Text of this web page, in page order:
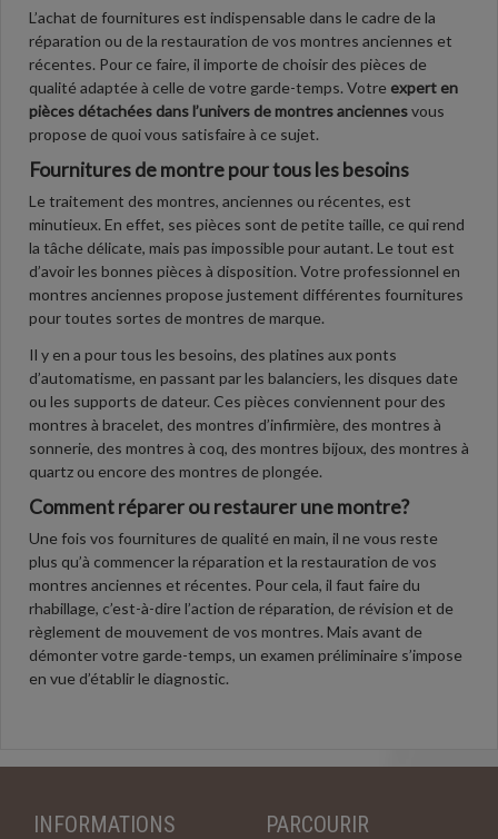
L’achat de fournitures est indispensable dans le cadre de la
réparation ou de la restauration de vos montres anciennes et
récentes. Pour ce faire, il importe de choisir des pièces de
qualité adaptée à celle de votre garde-temps. Votre expert en
pièces détachées dans l’univers de montres anciennesvous
propose de quoi vous satisfaire à ce sujet.
Fournitures de montre pour tous les besoins
Le traitement des montres, anciennes ou récentes, est
minutieux. En effet, ses pièces sont de petite taille, ce qui rend
la tâche délicate, mais pas impossible pour autant. Le tout est
d’avoir les bonnes pièces à disposition. Votre professionnel en
montres anciennes propose justement différentes fournitures
pour toutes sortes de montres de marque.
Il y en a pour tous les besoins, des platines aux ponts
d’automatisme, en passant par les balanciers, les disques date
ou les supports de dateur. Ces pièces conviennent pour des
montres à bracelet, des montres d’infirmière, des montres à
sonnerie, des montres à coq, des montres bijoux, des montres à
quartz ou encore des montres de plongée.
Comment réparer ou restaurer une montre?
Une fois vos fournitures de qualité en main, il ne vous reste
plus qu’à commencer la réparation et la restauration de vos
montres anciennes et récentes. Pour cela, il faut faire du
rhabillage, c’est-à-dire l’action de réparation, de révision et de
règlement de mouvement de vos montres. Mais avant de
démonter votre garde-temps, un examen préliminaire s’impose
en vue d’établir le diagnostic.
INFORMATIONS PARCOURIR